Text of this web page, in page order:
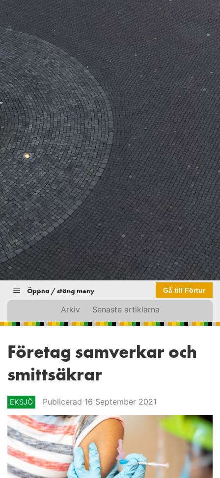
Öppna / stäng meny Gå till Förtur
Arkiv Senaste artiklarna
Företag samverkar och
smittsäkrar
EKSJÖ Publicerad 16 September 2021